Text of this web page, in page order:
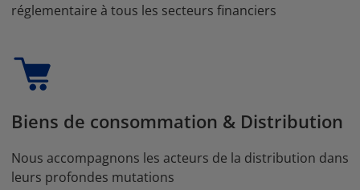
réglementaire à tous les secteurs financiers
Biens de consommation & Distribution
Nous accompagnons les acteurs de la distribution dans
leurs profondes mutations